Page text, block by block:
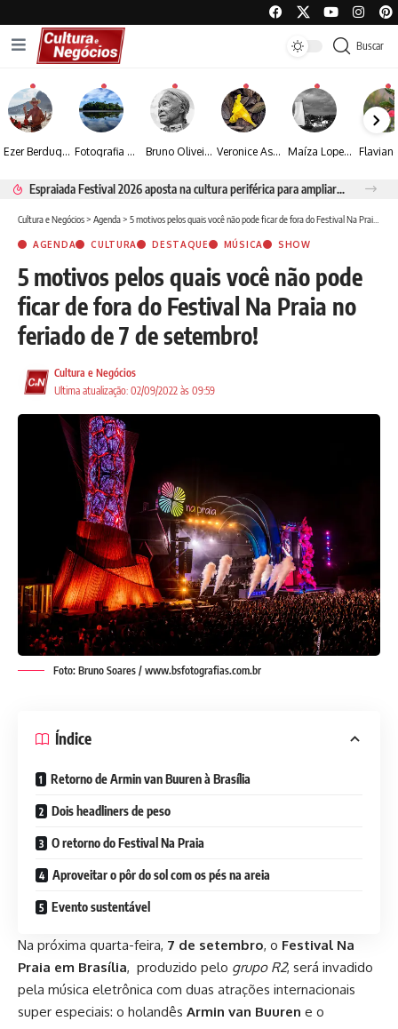
Buscar
Ezer Berdugo transforma experiências multiculturais e memórias em narrativas visuais por meio da fotografia Fotografia de Fátima Carlini transforma paisagens naturais em experiências de contemplação Bruno Oliveira retrata o cotidiano urbano por meio da fotografia em preto e branco Veronice Assini Saes transforma a natureza em fotografias marcadas pela sensibilidade Maíza Lopes transforma cultura popular baiana em narrativas fotográficas
Espraiada Festival 2026 aposta na cultura periférica para ampliar oportunidades na zona sul
Cultura e Negócios> Agenda> 5 motivos pelos quais você não pode ficar de fora do Festival Na Praia no feriado de 7 de setembro!
AGENDA CULTURA DESTAQUE MÚSICA SHOW
5 motivos pelos quais você não pode
ficar de fora do Festival Na Praia no
feriado de 7 de setembro!
Ultima atualização: 02/09/2022 às 09:59
Cultura e Negócios
Foto: Bruno Soares / www.bsfotografias.com.br
Índice
Retorno de Armin van Buuren à Brasília
Dois headliners de peso
O retorno do Festival Na Praia
Aproveitar o pôr do sol com os pés na areia
Evento sustentável
Na próxima quarta-feira, 7 de setembro, o Festival Na
Praia em Brasília, produzido pelo grupo R2, será invadido
pela música eletrônica com duas atrações internacionais
super especiais: o holandês Armin van Buuren e o